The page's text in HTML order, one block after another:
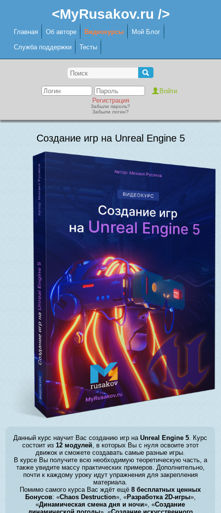
<MyRusakov.ru />
Главная Об авторе Видеокурсы Мой Блог
Служба поддержки Тесты
Регистрация
Забыли пароль?
Забыли логин?
Создание игр на Unreal Engine 5
Данный курс научит Вас созданию игр наUnreal Engine 5 . Курс
состоит из 12 модулей, в которых Вы с нуля освоите этот
движок и сможете создавать самые разные игры.
В курсе Вы получите всю необходимую теоретическую часть, а
также увидите массу практических примеров. Дополнительно,
почти к каждому уроку идут упражнения для закрепления
материала.
Помимо самого курса Вас ждёт ещё8 бесплатных ценных
Бонусов: «Chaos Destruction», «Разработка 2D-игры»,
«Динамическая смена дня и ночи», «Создание